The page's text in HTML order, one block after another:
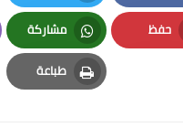
Facebook
Twitter
حفظ
Pinterest
مشاركة
Whatsapp
طباعة
Print